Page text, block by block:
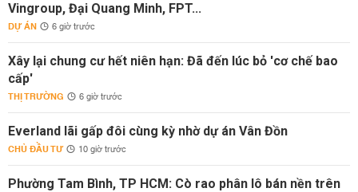
Vingroup, Đại Quang Minh, FPT...
DỰ ÁN 6 giờ trước
Xây lại chung cư hết niên hạn: Đã đến lúc bỏ 'cơ chế bao
cấp'
THỊ TRƯỜNG 6 giờ trước
Everland lãi gấp đôi cùng kỳ nhờ dự án Vân Đồn
CHỦ ĐẦU TƯ 10 giờ trước
Phường Tam Bình, TP HCM: Cò rao phân lô bán nền trên